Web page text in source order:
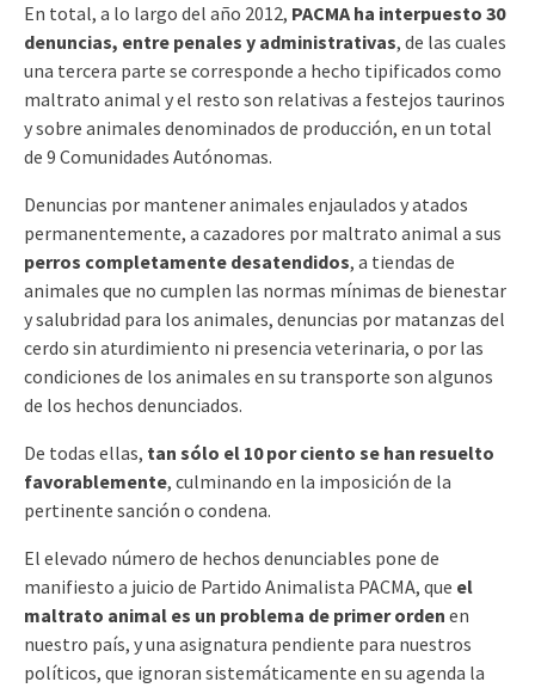
En total, a lo largo del año 2012, PACMA ha interpuesto 30
denuncias, entre penales y administrativas, de las cuales
una tercera parte se corresponde a hecho tipificados como
maltrato animal y el resto son relativas a festejos taurinos
y sobre animales denominados de producción, en un total
de 9 Comunidades Autónomas.
Denuncias por mantener animales enjaulados y atados
permanentemente, a cazadores por maltrato animal a sus
perros completamente desatendidos, a tiendas de
animales que no cumplen las normas mínimas de bienestar
y salubridad para los animales, denuncias por matanzas del
cerdo sin aturdimiento ni presencia veterinaria, o por las
condiciones de los animales en su transporte son algunos
de los hechos denunciados.
De todas ellas, tan sólo el 10 por ciento se han resuelto
favorablemente, culminando en la imposición de la
pertinente sanción o condena.
El elevado número de hechos denunciables pone de
manifiesto a juicio de Partido Animalista PACMA, que el
maltrato animal es un problema de primer orden en
nuestro país, y una asignatura pendiente para nuestros
políticos, que ignoran sistemáticamente en su agenda la